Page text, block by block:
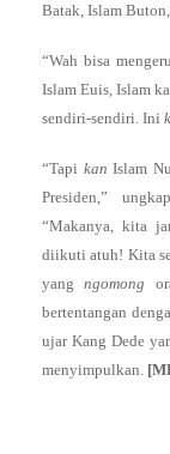
Batak, Islam
“Wah bisa
Islam Euis, Islam
sendiri-sendiri. Ini
“Tapi kan Islam
Presiden,”
“Makanya, kita
diikuti atuh! Kita
yangngomong
bertentangan
ujar Kang Dede
menyimpulkan.